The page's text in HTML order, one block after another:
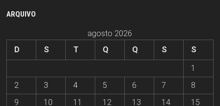
ARQUIVO
agosto 2026
D
S T Q Q S
S
1
2
3 4 5 6 7
8
9
10 11 12 13 14 15